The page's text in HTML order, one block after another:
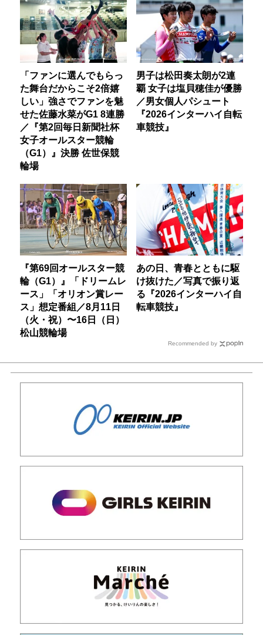
「ファンに選んでもらっ
た舞台だからこそ2倍嬉
しい」強さでファンを魅
せた佐藤水菜がG1 8連勝
／『第2回毎日新聞社杯
女子オールスター競輪
（G1）』決勝 佐世保競
輪場
男子は松田奏太朗が2連
覇 女子は塩貝穂佳が優勝
／男女個人パシュート
『2026インターハイ自転
車競技』
『第69回オールスター競
輪（G1）』「ドリームレ
ース」「オリオン賞レー
ス」想定番組／8月11日
（火・祝）〜16日（日）
松山競輪場
あの日、青春とともに駆
け抜けた／写真で振り返
る『2026インターハイ自
転車競技』
Recommended by